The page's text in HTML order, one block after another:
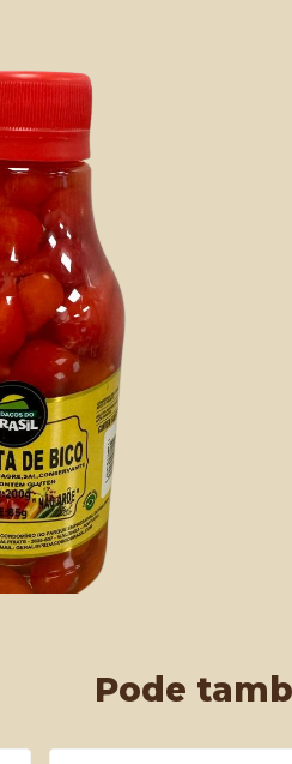
Pode